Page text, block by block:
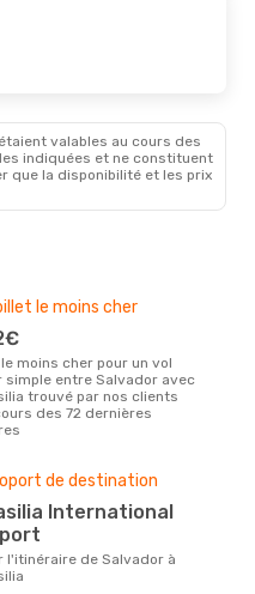
valables au cours des
indiquées et ne constituent
que la disponibilité et les prix
le moins cher
simple entre Salvador avec
trouvé par nos clients
des 72 dernières
de destination